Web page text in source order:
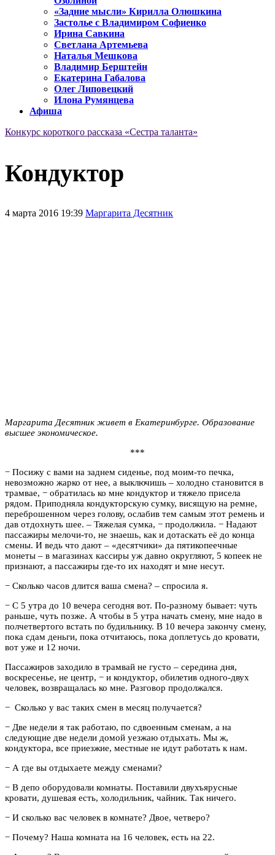
«Задние мысли» Кирилла Олюшкина
Застолье с Владимиром Софиенко
Ирина Савкина
Светлана Артемьева
Наталья Мешкова
Владимир Берштейн
Екатерина Габалова
Олег Липовецкий
Илона Румянцева
Афиша
Конкурс короткого рассказа «Сестра таланта»
Кондуктор
4 марта 2016 19:39 Маргарита Десятник
Маргарита Десятник живет в Екатеринбурге. Образование
высшее экономическое.
***
− Посижу с вами на заднем сиденье, под моим-то печка,
невозможно жарко от нее, а выключишь – холодно становится в
трамвае, − обратилась ко мне кондуктор и тяжело присела
рядом. Приподняла кондукторскую сумку, висящую на ремне,
переброшенном через голову, ослабив тем самым этот ремень и
дав отдохнуть шее. – Тяжелая сумка, − продолжила. − Надают
пассажиры мелочи-то, не знаешь, как и дотаскать её до конца
смены. И ведь что дают – «десятчики» да пятикопеечные
монеты – в магазинах кассиры уж давно округляют, 5 копеек не
признают, а пассажиры где-то их находят и мне несут.
− Сколько часов длится ваша смена? – спросила я.
− С 5 утра до 10 вечера сегодня вот. По-разному бывает: чуть
раньше, чуть позже. А чтобы в 5 утра начать смену, мне надо в
полчетвертого встать по будильнику. В 10 вечера закончу смену,
пока сдам деньги, пока отчитаюсь, пока доплетусь до кровати,
вот уже и 12 ночи.
Пассажиров заходило в трамвай не густо – середина дня,
воскресенье, не центр, − и кондуктор, обилетив одного-двух
человек, возвращалась ко мне. Разговор продолжался.
− Сколько у вас таких смен в месяц получается?
− Две недели я так работаю, по сдвоенным сменам, а на
следующие две недели домой уезжаю отдыхать. Мы ж,
кондуктора, все приезжие, местные не идут работать к нам.
− А где вы отдыхаете между сменами?
− В депо оборудовали комнаты. Поставили двухъярусные
кровати, душевая есть, холодильник, чайник. Так ничего.
− И сколько вас человек в комнате? Двое, четверо?
− Почему? Наша комната на 16 человек, есть на 22.